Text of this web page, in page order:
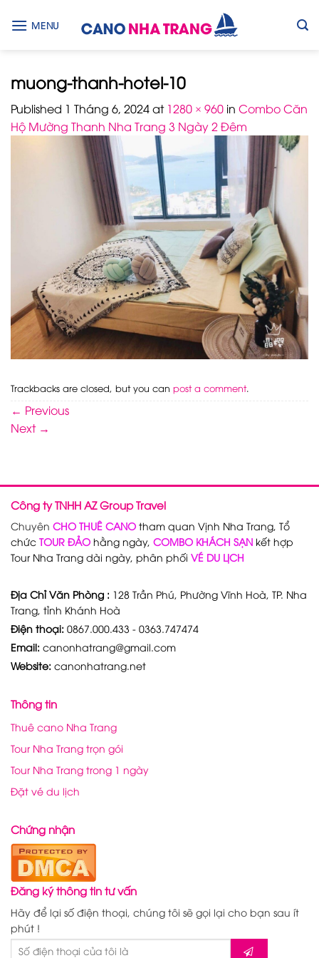
MENU
muong-thanh-hotel-10
Published 1 Tháng 6, 2024at 1280 × 960 in Combo Căn
Hộ Mường Thanh Nha Trang 3 Ngày 2 Đêm
Trackbacks are closed, but you can post a comment.
← Previous
Next →
Công ty TNHH AZ Group Travel
Chuyên CHO THUÊ CANO tham quan Vịnh Nha Trang, Tổ
chức TOUR ĐẢO hằng ngày, COMBO KHÁCH SẠN kết hợp
Tour Nha Trang dài ngày, phân phối VÉ DU LỊCH
Địa Chỉ Văn Phòng : 128 Trần Phú, Phường Vĩnh Hoà, TP. Nha
Trang, tỉnh Khánh Hoà
Điện thoại: 0867.000.433 - 0363.747474
Email: canonhatrang@gmail.com
Website: canonhatrang.net
Thông tin
Thuê cano Nha Trang
Tour Nha Trang trọn gói
Tour Nha Trang trong 1 ngày
Đặt vé du lịch
Chứng nhận
Đăng ký thông tin tư vấn
Hãy để lại số điện thoại, chúng tôi sẽ gọi lại cho bạn sau ít
phút !